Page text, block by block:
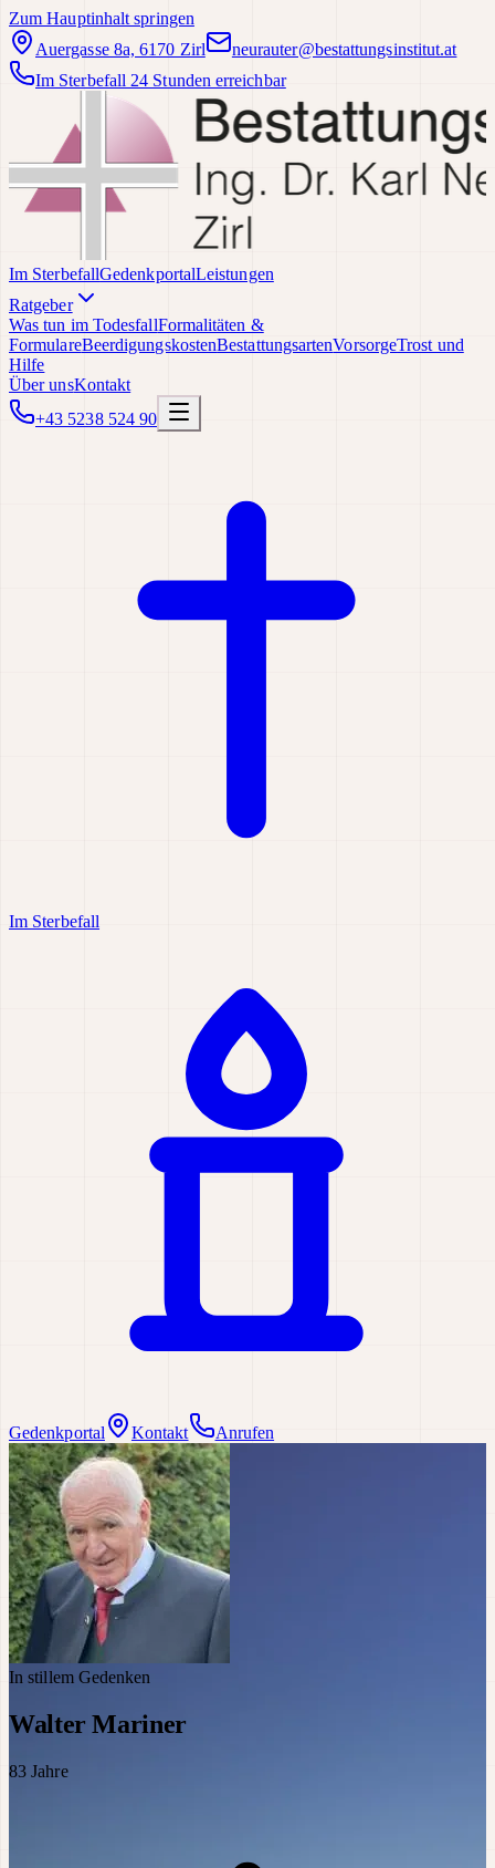
Zum Hauptinhalt springen
Auergasse 8a, 6170 Zirl
neurauter@bestattungsinstitut.at
Im Sterbefall 24 Stunden erreichbar
Im SterbefallGedenkportalLeistungen
Ratgeber
Was tun im TodesfallFormalitäten &
FormulareBeerdigungskostenBestattungsartenVorsorgeTrost und
Hilfe
Über unsKontakt
+43 5238 524 90
Im Sterbefall
Gedenkportal Kontakt Anrufen
In stillem Gedenken
Walter Mariner
83 Jahre